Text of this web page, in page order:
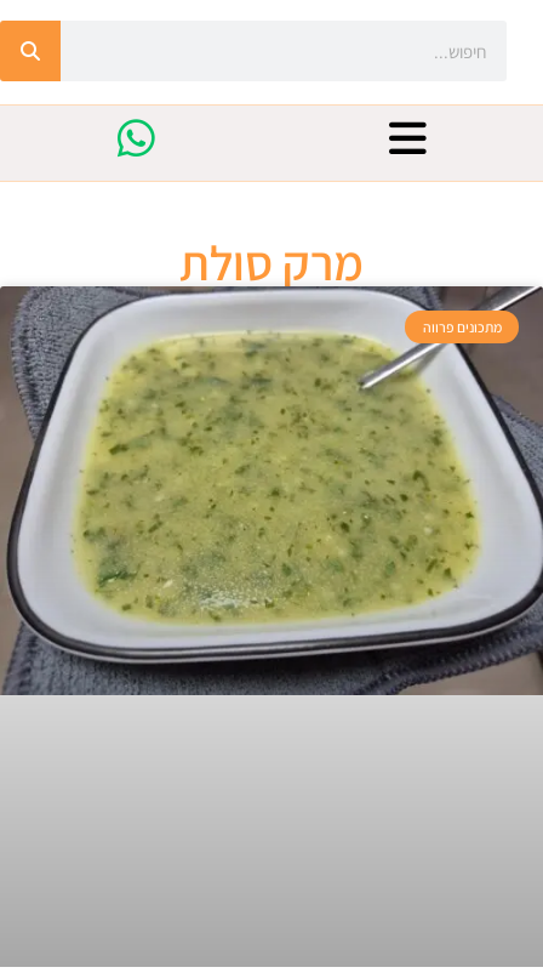
מרק סולת
מתכונים פרווה